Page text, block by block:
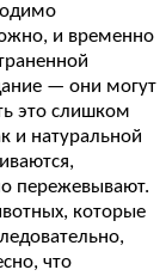
и временно
— они могут
это слишком
и натуральной
пережевывают.
которые
что